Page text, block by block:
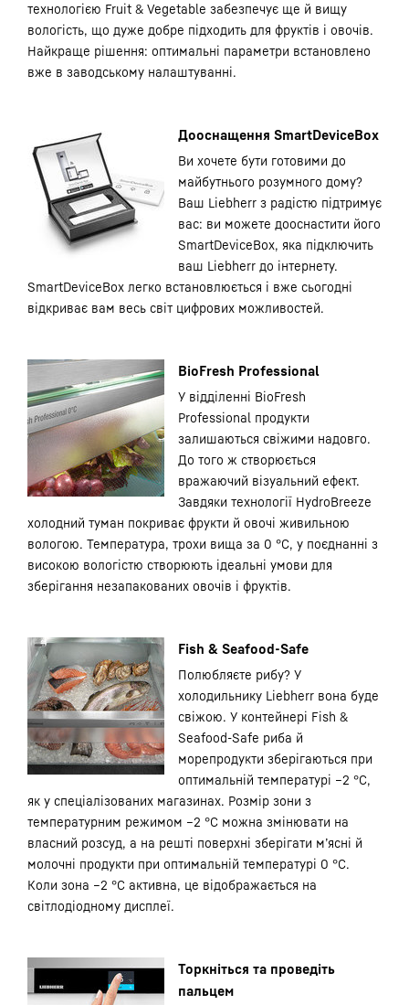
технологією Fruit & Vegetable забезпечує ще й вищу
вологість, що дуже добре підходить для фруктів і овочів.
Найкраще рішення: оптимальні параметри встановлено
вже в заводському налаштуванні.
Дооснащення SmartDeviceBox
Ви хочете бути готовими до
майбутнього розумного дому?
Ваш Liebherr з радістю підтримує
вас: ви можете дооснастити його
SmartDeviceBox, яка підключить
ваш Liebherr до інтернету.
SmartDeviceBox легко встановлюється і вже сьогодні
відкриває вам весь світ цифрових можливостей.
BioFresh Professional
У відділенні BioFresh
Professional продукти
залишаються свіжими надовго.
До того ж створюється
вражаючий візуальний ефект.
Завдяки технології HydroBreeze
холодний туман покриває фрукти й овочі живильною
вологою. Температура, трохи вища за 0 °C, у поєднанні з
високою вологістю створюють ідеальні умови для
зберігання незапакованих овочів і фруктів.
Fish & Seafood-Safe
Полюбляєте рибу? У
холодильнику Liebherr вона буде
свіжою. У контейнері Fish &
Seafood-Safe риба й
морепродукти зберігаються при
оптимальній температурі –2 °C,
як у спеціалізованих магазинах. Розмір зони з
температурним режимом –2 °C можна змінювати на
власний розсуд, а на решті поверхні зберігати м’ясні й
молочні продукти при оптимальній температурі 0 °C.
Коли зона –2 °C активна, це відображається на
світлодіодному дисплеї.
Торкніться та проведіть
пальцем